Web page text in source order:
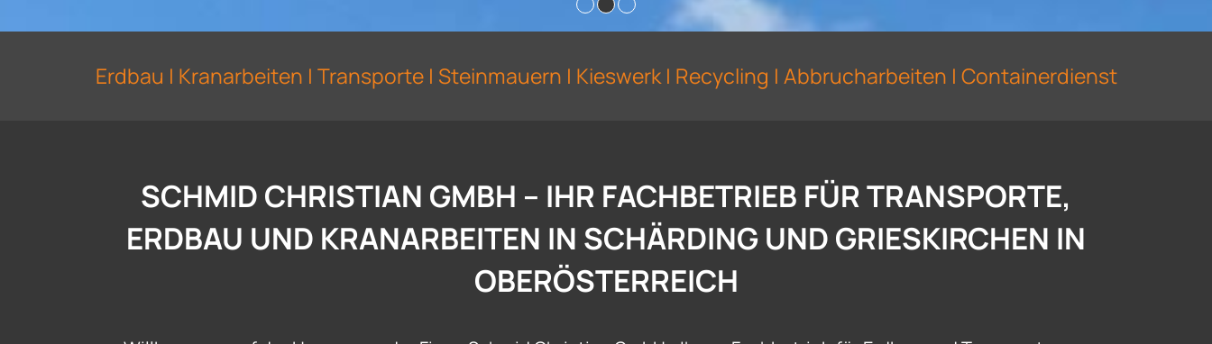
Erdbau | Kranarbeiten | Transporte | Steinmauern | Kieswerk | Recycling | Abbrucharbeiten | Containerdienst
SCHMID CHRISTIAN GMBH – IHR FACHBETRIEB FÜR TRANSPORTE,
ERDBAU UND KRANARBEITEN IN SCHÄRDING UND GRIESKIRCHEN IN
OBERÖSTERREICH